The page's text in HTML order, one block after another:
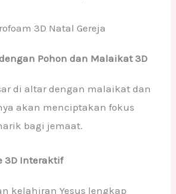
3D Natal Gereja
Pohon dan Malaikat 3D
di altar dengan malaikat dan
akan menciptakan fokus
bagi jemaat.
3D Interaktif
kelahiran Yesus lengkap